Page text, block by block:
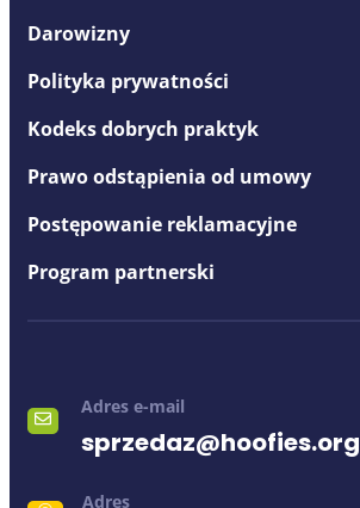
Darowizny
Polityka prywatności
Kodeks dobrych praktyk
Prawo odstąpienia od umowy
Postępowanie reklamacyjne
Program partnerski
Adres e-mail
sprzedaz@hoofies.org
Adres